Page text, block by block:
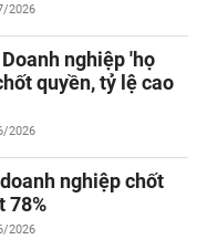
2026
nghiệp 'họ
quyền, tỷ lệ cao
2026
nghiệp chốt
78%
2026